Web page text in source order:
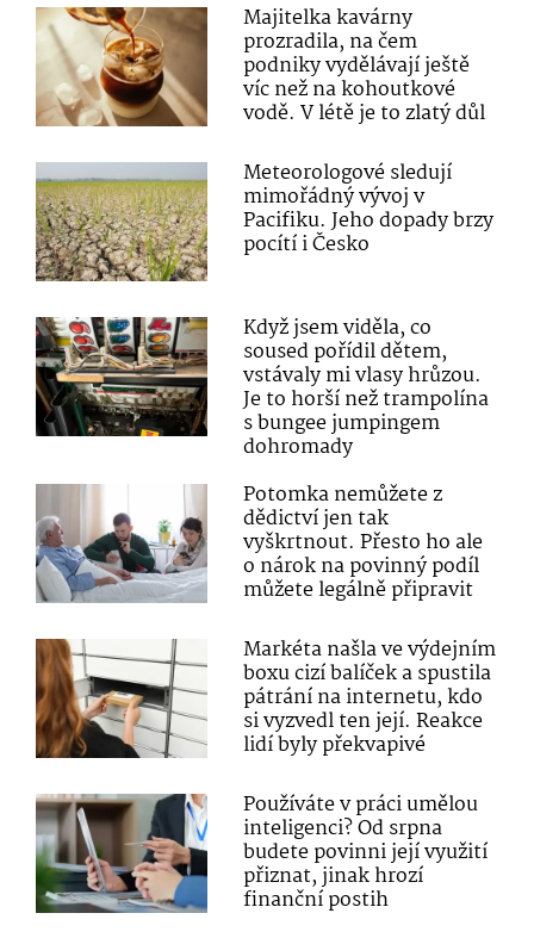
Majitelka kavárny
prozradila, na čem
podniky vydělávají ještě
víc než na kohoutkové
vodě. V létě je to zlatý důl
Meteorologové sledují
mimořádný vývoj v
Pacifiku. Jeho dopady brzy
pocítí i Česko
Když jsem viděla, co
soused pořídil dětem,
vstávaly mi vlasy hrůzou.
Je to horší než trampolína
s bungee jumpingem
dohromady
Potomka nemůžete z
dědictví jen tak
vyškrtnout. Přesto ho ale
o nárok na povinný podíl
můžete legálně připravit
Markéta našla ve výdejním
boxu cizí balíček a spustila
pátrání na internetu, kdo
si vyzvedl ten její. Reakce
lidí byly překvapivé
Používáte v práci umělou
inteligenci? Od srpna
budete povinni její využití
přiznat, jinak hrozí
finanční postih